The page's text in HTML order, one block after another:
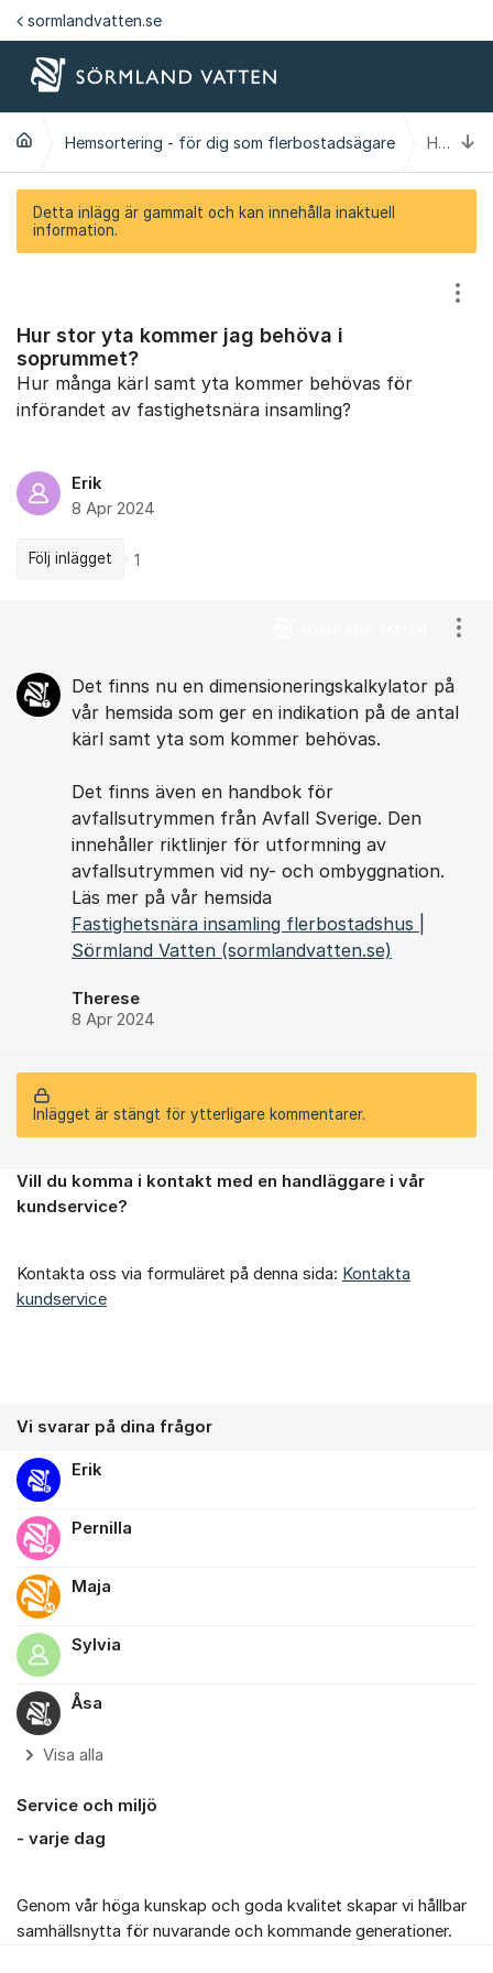
Hoppa till innehåll
sormlandvatten.se
Hemsortering - för dig som flerbostadsägare Hur stor yta kommer jag behöva i soprummet?
Detta inlägg är gammalt och kan innehålla inaktuell
information.
Hur stor yta kommer jag behöva i
soprummet?
Hur många kärl samt yta kommer behövas för
införandet av fastighetsnära insamling?
Erik
8 Apr 2024
Följ inlägget 1
Det finns nu en dimensioneringskalkylator på
vår hemsida som ger en indikation på de antal
kärl samt yta som kommer behövas.
Det finns även en handbok för
avfallsutrymmen från Avfall Sverige. Den
innehåller riktlinjer för utformning av
avfallsutrymmen vid ny- och ombyggnation.
Läs mer på vår hemsida
Fastighetsnära insamling flerbostadshus |
Sörmland Vatten (sormlandvatten.se)
Therese
8 Apr 2024
Inlägget är stängt för ytterligare kommentarer.
Om forumet
Vill du komma i kontakt med en handläggare i vår
kundservice?
Kontakta oss via formuläret på denna sida: Kontakta
kundservice
Vi svarar på dina frågor
Erik
Pernilla
Maja
Sylvia
Åsa
Visa alla
Service och miljö
- varje dag
Genom vår höga kunskap och goda kvalitet skapar vi hållbar
samhällsnytta för nuvarande och kommande generationer.